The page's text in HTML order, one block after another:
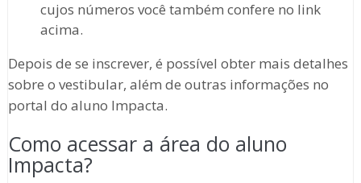
cujos números você também confere no link
acima.
Depois de se inscrever, é possível obter mais detalhes
sobre o vestibular, além de outras informações no
portal do aluno Impacta.
Como acessar a área do aluno
Impacta?